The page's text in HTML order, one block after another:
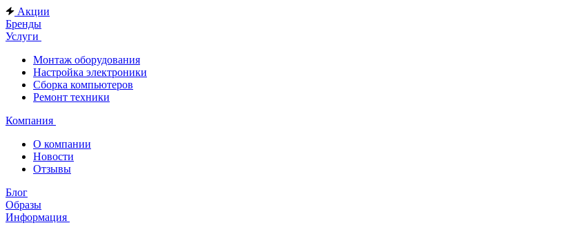
Акции
Бренды
Услуги
Монтаж оборудования
Настройка электроники
Сборка компьютеров
Ремонт техники
Компания
О компании
Новости
Отзывы
Блог
Образы
Информация